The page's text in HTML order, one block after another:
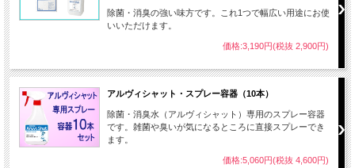
除菌・消臭の強い味方です。これ1つで幅広い用途にお使
いいただけます。
価格:3,190円(税抜 2,900円)
アルヴィシャット・スプレー容器（10本）
除菌・消臭水（アルヴィシャット）専用のスプレー容器
です。雑菌や臭いが気になるところに直接スプレーでき
ます。
価格:5,060円(税抜 4,600円)